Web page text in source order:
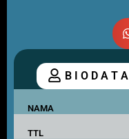
B I O D A T A
NAMA
TTL